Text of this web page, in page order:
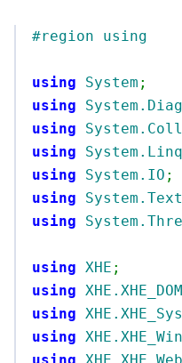
#region using
using System ;
using
using
using
System.Linq
using
System.IO ;
using
System.Text
using
using XHE ;
using XHE.XHE_DOM
using
using